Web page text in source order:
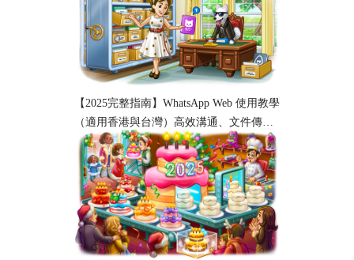
【2025完整指南】WhatsApp Web 使用教學
（適用香港與台灣）高效溝通、文件傳輸
與工作協作必備！